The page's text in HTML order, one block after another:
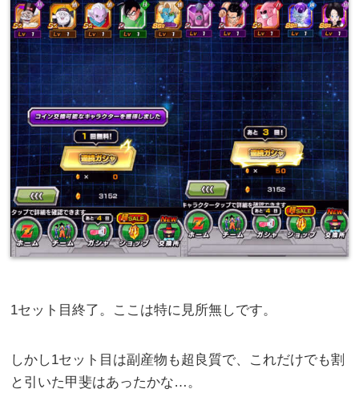
1セット目終了。ここは特に見所無しです。
しかし1セット目は副産物も超良質で、これだけでも割
と引いた甲斐はあったかな…。